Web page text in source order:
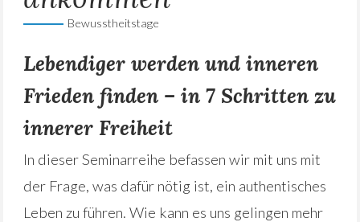
Bewusstheitstage
Lebendiger werden und inneren
Frieden finden – in 7 Schritten zu
innerer Freiheit
In dieser Seminarreihe befassen wir mit uns mit
der Frage, was dafür nötig ist, ein authentisches
Leben zu führen. Wie kann es uns gelingen mehr